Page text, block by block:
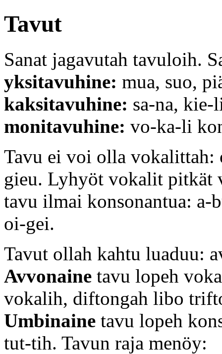
Tavut
Sanat jagavutah tavuloih.
yksitavuhine: mua, suo,
kaksitavuhine: sa-na,
monitavuhine: vo-ka-li
Tavu ei voi olla vokalittah:
gieu. Lyhyöt vokalit pitkät
tavu ilmai konsonantua: a-
oi-gei.
Tavut ollah kahtu luaduu:
Avvonaine tavu lopeh
vokalih, diftongah libo
Umbinaine tavu lopeh
tut-tih. Tavun raja menöy: